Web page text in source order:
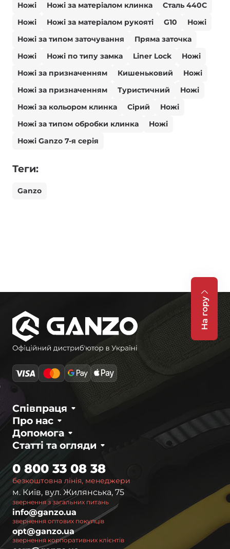
Ножі Ножі за матеріалом клинка
Сталь 440С
Ножі
Ножі за матеріалом рукояті G10
Ножі
Ножі за типом заточування
Пряма заточка
Ножі
Ножі по типу замка Liner Lock
Ножі
Ножі за призначенням
Кишеньковий
Ножі
Ножі за призначенням
Туристичний
Ножі
Ножі за кольором клинка
Сірий
Ножі
Ножі за типом обробки клинка
Ножі
Ножі Ganzo 7-я серія
Теги:
Ganzo
На гору
Про нас
Співпраця
Статті та огляди
Допомога
безкоштовна лінія, менеджери
0 800 33 08 38
м. Київ, вул. Жилянська, 75
звернення з загальних питань
info@ganzo.ua
звернення оптових покупців
opt@ganzo.ua
звернення корпоративних клієнтів